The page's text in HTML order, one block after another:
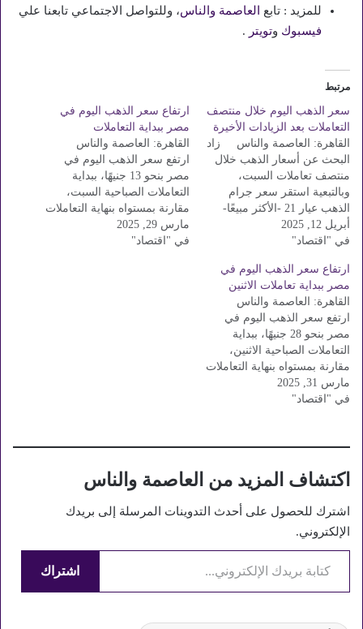
للمزيد : تابع
العاصمة والناس، وللتواصل الاجتماعي تابعنا علي
فيسبوك وتويتر .
مرتبط
سعر الذهب اليوم خلال منتصف
التعاملات بعد الزيادات الأخيرة
القاهرة: العاصمة والناس زاد
البحث عن أسعار الذهب خلال
منتصف تعاملات السبت،
وبالتبعية استقر سعر جرام
الذهب عيار 21 -الأكثر مبيعًا-
خلال منتصف تعاملات اليوم
بالمقارنة ببداية تعاملات اليوم.
السبت خلال منتصف تعاملات
اليوم بالمقارنة بسعر بداية
تعاملات اليوم. سعر جرام
الذهب عيار 24 سجل…
أبريل 12, 2025
في "اقتصاد"
ارتفاع سعر الذهب اليوم في
مصر ببداية التعاملات
القاهرة: العاصمة والناس
ارتفع سعر الذهب اليوم في
مصر بنحو 13 جنيهًا، ببداية
التعاملات الصباحية السبت،
مقارنة بمستواه بنهاية التعاملات
المسائية أمس. سعر الذهب
اللحظي ارتفع سعر الذهب عيار
مارس 29, 2025
في "اقتصاد"
ارتفاع سعر الذهب اليوم في
مصر ببداية تعاملات الاثنين
القاهرة: العاصمة والناس
ارتفع سعر الذهب اليوم في
مصر بنحو 28 جنيهًا، ببداية
التعاملات الصباحية الاثنين،
مقارنة بمستواه بنهاية التعاملات
المسائية أمس. سعر الذهب
اللحظي ارتفع سعر الذهب عيار
جنيهًا للجرام. وصعد سعر
مارس 31, 2025
في "اقتصاد"
اكتشاف المزيد من العاصمة والناس
اشترك للحصول على أحدث التدوينات المرسلة إلى بريدك
الإلكتروني.
كتابة بريدك الإلكتروني...
اشتراك